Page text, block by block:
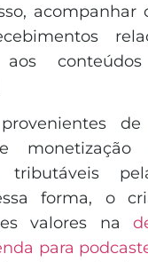
acompanhar
de
monetização
tributáveis
forma, o
valores na
para